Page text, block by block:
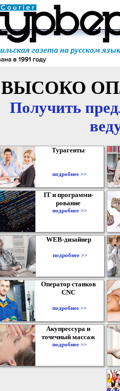
ВЫСОКО
Получить
Турагенты
подробнее >>
IT и программи-
рование
подробнее >>
WEB-дизайнер
подробнее >>
Оператор станков
CNC
подробнее >>
Акупрессура и
точечный массаж
подробнее >>